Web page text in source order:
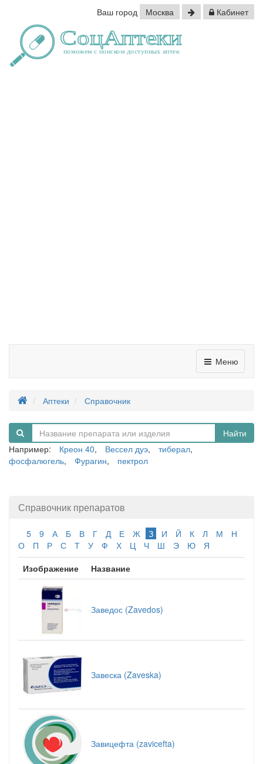
Ваш город Москва Кабинет
Меню
Аптеки Справочник
Найти
Например:
Креон 40, Вессел дуэ, тиберал,
фосфалюгель, Фурагин, пектрол
Справочник препаратов
5 9 А Б В Г Д Е Ж З И Й К Л М
Н
О
П Р С Т У Ф Х Ц Ч Ш Э Ю
Я
Изображение
Название
Заведос (Zavedos)
Завеска (Zaveska)
Завицефта (zavicefta)